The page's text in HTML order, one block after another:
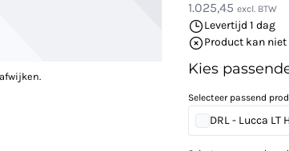
1.025,45 excl. BTW
Levertijd 1 dag
Product kan
Kies
Selecteer passend
DRL - Lucca